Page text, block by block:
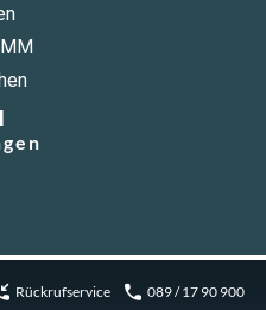
Rückrufservice 089 / 17 90 900